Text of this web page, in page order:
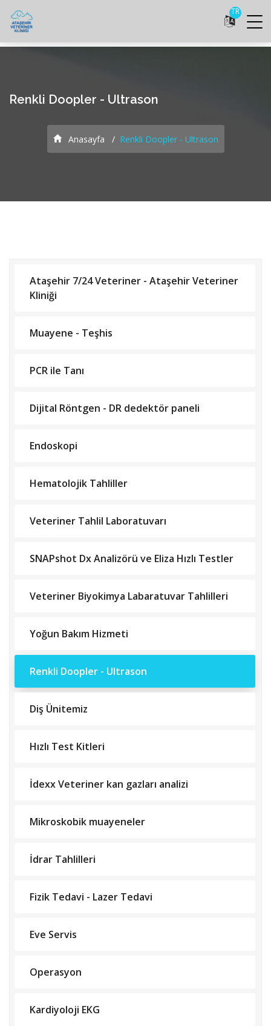
TR
Renkli Doopler - Ultrason
Anasayfa Renkli Doopler - Ultrason
Ataşehir 7/24 Veteriner - Ataşehir Veteriner
Kliniği
Muayene - Teşhis
PCR ile Tanı
Dijital Röntgen - DR dedektör paneli
Endoskopi
Hematolojik Tahliller
Veteriner Tahlil Laboratuvarı
SNAPshot Dx Analizörü ve Eliza Hızlı Testler
Veteriner Biyokimya Labaratuvar Tahlilleri
Yoğun Bakım Hizmeti
Renkli Doopler - Ultrason
Diş Ünitemiz
Hızlı Test Kitleri
İdexx Veteriner kan gazları analizi
Mikroskobik muayeneler
İdrar Tahlilleri
Fizik Tedavi - Lazer Tedavi
Eve Servis
Operasyon
Kardiyoloji EKG